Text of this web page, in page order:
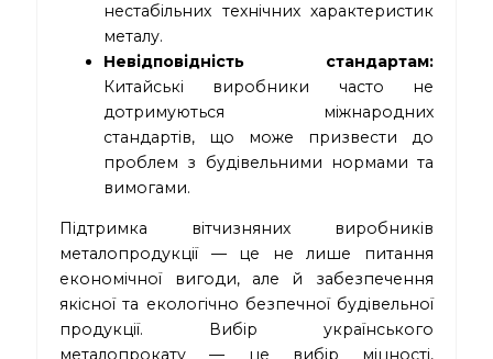
нестабільних технічних характеристик
металу.
Невідповідність стандартам:
Китайські виробники часто не
дотримуються міжнародних
стандартів, що може призвести до
проблем з будівельними нормами та
вимогами.
Підтримка вітчизняних виробників
металопродукції — це не лише питання
економічної вигоди, але й забезпечення
якісної та екологічно безпечної будівельної
продукції. Вибір українського
металопрокату — це вибір міцності,